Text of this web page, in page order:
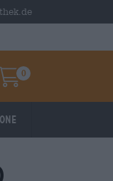
/ Anmelden
Warenkorb
0